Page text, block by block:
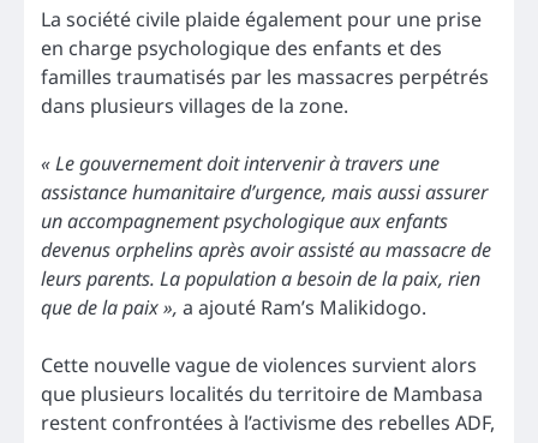
La société civile plaide également pour une prise
en charge psychologique des enfants et des
familles traumatisés par les massacres perpétrés
dans plusieurs villages de la zone.
« Le gouvernement doit intervenir à travers une
assistance humanitaire d’urgence, mais aussi assurer
un accompagnement psychologique aux enfants
devenus orphelins après avoir assisté au massacre de
leurs parents. La population a besoin de la paix, rien
que de la paix », a ajouté Ram’s Malikidogo.
Cette nouvelle vague de violences survient alors
que plusieurs localités du territoire de Mambasa
restent confrontées à l’activisme des rebelles ADF,